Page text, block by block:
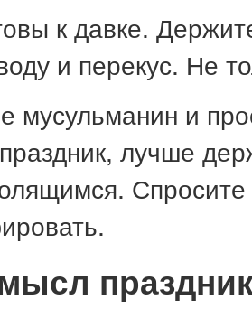
к давке.
и перекус. Не
мусульманин и
лучше